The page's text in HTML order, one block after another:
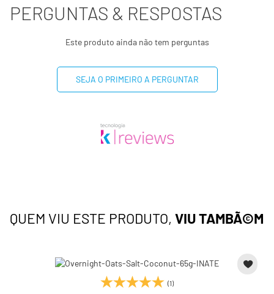
PERGUNTAS & RESPOSTAS
Este produto ainda não tem perguntas
SEJA O PRIMEIRO A PERGUNTAR
QUEM VIU ESTE PRODUTO, VIU TAMBÃ©M
(1)